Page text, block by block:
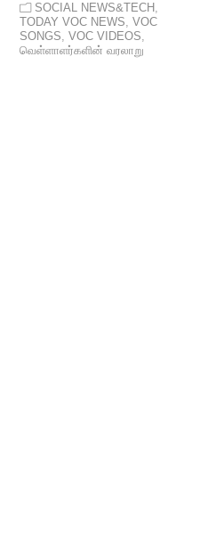
SOCIAL NEWS&TECH ,
TODAY VOC NEWS,VOC
SONGS,VOC VIDEOS,
வெள்ளாளர்களின் வரலாறு